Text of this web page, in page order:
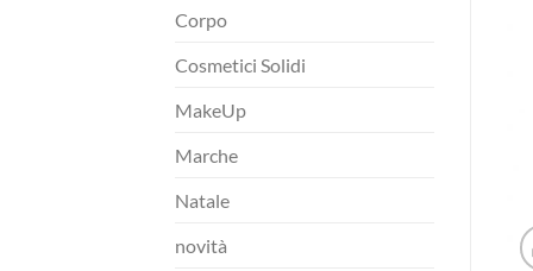
Corpo
Cosmetici Solidi
MakeUp
Marche
Natale
novità